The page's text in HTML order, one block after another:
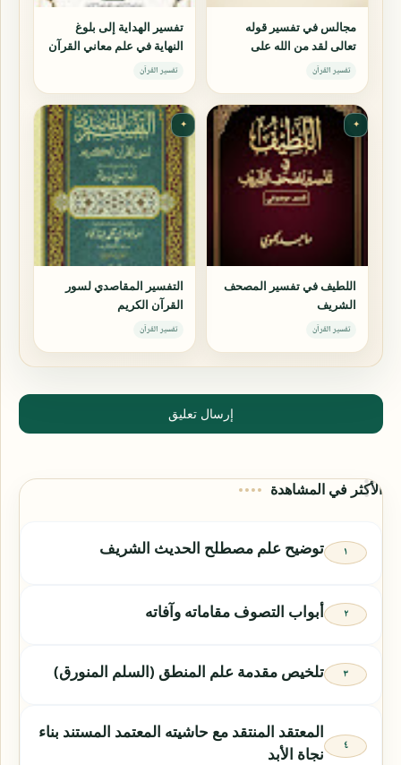
مجالس في تفسير قوله
تعالى لقد من الله على
المؤمنين إذ بعث فيهم رسولاً
تفسير القرآن
تفسير الهداية إلى بلوغ
النهاية في علم معاني القرآن
وتفسيره وأحكامه وجمل من
تفسير القرآن
✦
اللطيف في تفسير المصحف
الشريف
تفسير القرآن
✦
التفسير المقاصدي لسور
القرآن الكريم
تفسير القرآن
إرسال تعليق
الأكثر في المشاهدة
توضيح علم مصطلح الحديث الشريف
أبواب التصوف مقاماته وآفاته
تلخيص مقدمة علم المنطق (السلم المنورق)
المعتقد المنتقد مع حاشيته المعتمد المستند بناء
نجاة الأبد